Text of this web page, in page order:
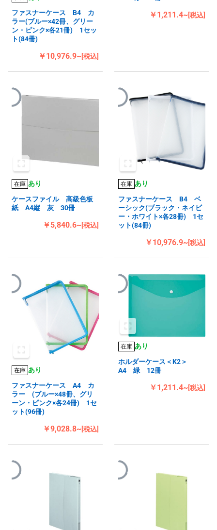
ファスナーケース B4 カ
ラー(ブルー×42冊、グリー
ン・ピンク×各21冊) 1セッ
ト(84冊)
￥10,976.9~[税込]
￥1,211.4~[税込]
在庫 あり
ケースファイル 高級色板
紙 A4縦 灰 30冊
￥5,840.6~[税込]
在庫 あり
ファスナーケース B4 ベ
ーシック(ブラック・ネイビ
ー・ホワイト×各28冊) 1セ
ット(84冊)
￥10,976.9~[税込]
在庫 あり
ファスナーケース A4 カ
ラー (ブルー×48冊、グリ
ーン・ピンク×各24冊) 1セ
ット(96冊)
￥9,028.8~[税込]
在庫 あり
ホルダーケース＜K2＞
A4 緑 12冊
￥1,211.4~[税込]